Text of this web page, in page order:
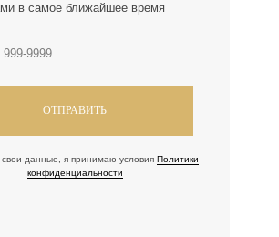
ОТПРАВИТЬ
в самое ближайшее время
свои данные, я принимаю условия Политики
конфиденциальности